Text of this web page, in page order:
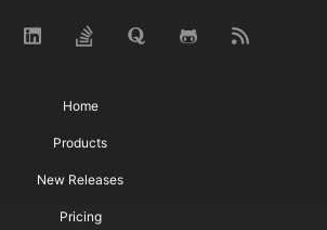
Home
Products
New Releases
Pricing